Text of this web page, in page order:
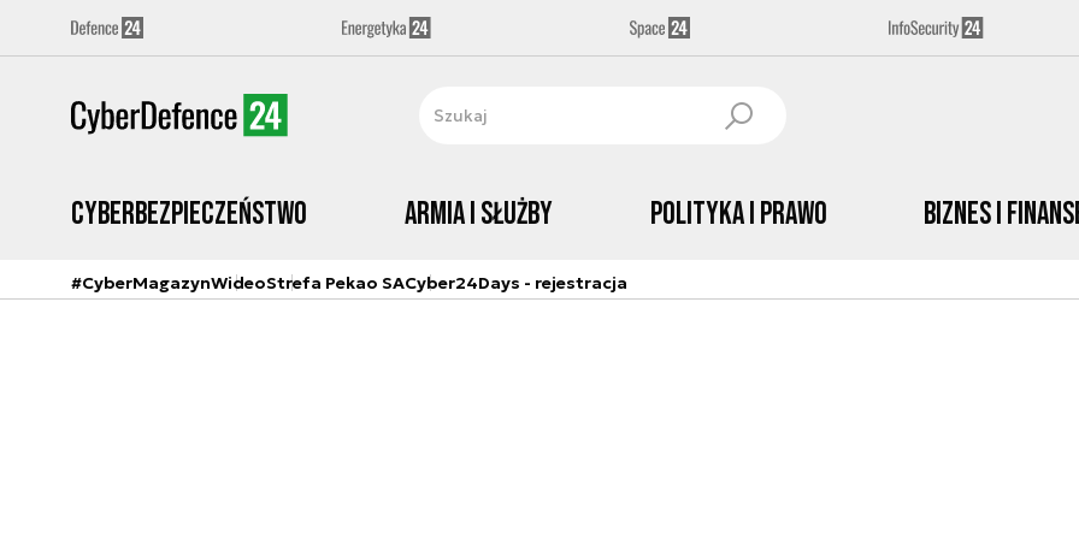
Cyberbezpieczeństwo Armia i Służby Polityka i prawo Biznes i
#CyberMagazynWideoStrefa Pekao SACyber24Days - rejestracja